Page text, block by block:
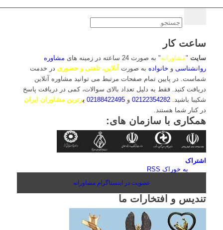
ساعت کار
سایت"مشاورانه" به صورت 24 ساعته در زمینه های
مشاوره
روانشناسیو خانواده به صورتآنلاین، تلفنی و حضوری در خدمت
شماست. در پایین تمام صفحات مرتبط می توانید مشاوره آنلاین
دریافت کنید. فقط به دلیل تعداد بالای سوالات، کمی در دریافت پاسخ
شکیبا باشید. 02122354282و 02188422495 برترین مشاوران ایران
در کنار شما هستند.
همکاری با سازمان های:
اشتراک
به خوراک RSS
عضویت در اینستاگرام مشاورانه
تندیس و افتخارات ما